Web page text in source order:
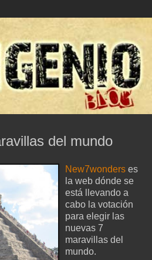
del mundo
New7wonders es
la web dónde se
está llevando a
cabo la votación
para elegir las
nuevas 7
maravillas del
mundo.